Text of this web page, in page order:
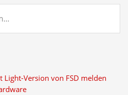
Light-Version von FSD melden